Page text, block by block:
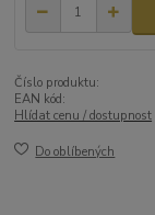
Číslo produktu:
EAN kód:
Hlídat cenu / dostupnost
Do oblíbených